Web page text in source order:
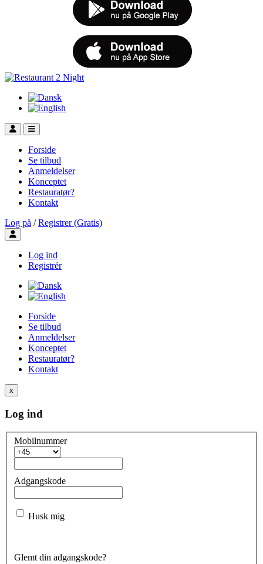
Forside
Se tilbud
Anmeldelser
Konceptet
Restauratør?
Kontakt
Log på / Registrer (Gratis)
Toggle user menu
Log ind
Registrér
Forside
Se tilbud
Anmeldelser
Konceptet
Restauratør?
Kontakt
x
Log ind
Mobilnummer
Adgangskode
Husk mig
Glemt din adgangskode?